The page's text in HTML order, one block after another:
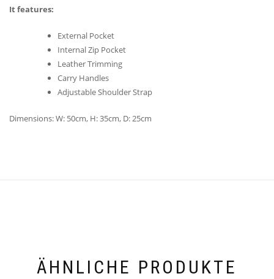
It features:
External Pocket
Internal Zip Pocket
Leather Trimming
Carry Handles
Adjustable Shoulder Strap
Dimensions: W: 50cm, H: 35cm, D: 25cm
ÄHNLICHE PRODUKTE